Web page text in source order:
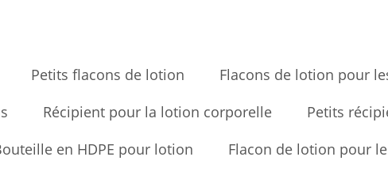
Petits flacons de lotion
Flacons de lotion pour
Récipient pour la lotion corporelle
Petits
en HDPE pour lotion
Flacon de lotion pour